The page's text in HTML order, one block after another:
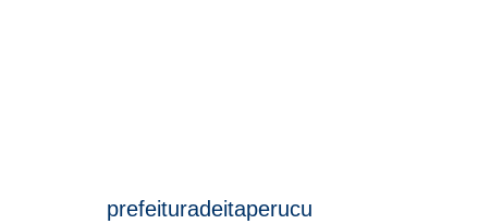
prefeituradeitaperucu